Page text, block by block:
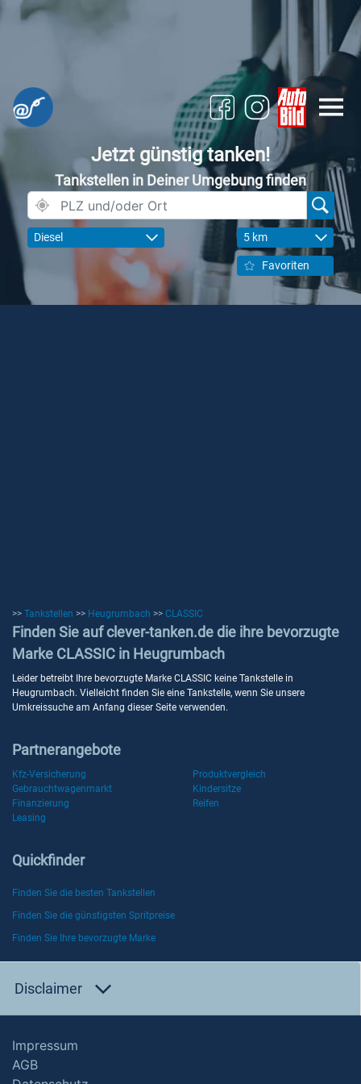
Jetzt günstig tanken!
Tankstellen in Deiner Umgebung finden
Diesel 5 km
Favoriten
>> Tankstellen >> Heugrumbach >> CLASSIC
Finden Sie auf clever-tanken.de die ihre bevorzugte
Marke CLASSIC in Heugrumbach
Leider betreibt Ihre bevorzugte Marke CLASSIC keine Tankstelle in
Heugrumbach. Vielleicht finden Sie eine Tankstelle, wenn Sie unsere
Umkreissuche am Anfang dieser Seite verwenden.
Partnerangebote
Kfz-Versicherung
Produktvergleich
Gebrauchtwagenmarkt
Kindersitze
Finanzierung
Reifen
Leasing
Quickfinder
Finden Sie die besten Tankstellen
Finden Sie die günstigsten Spritpreise
Finden Sie Ihre bevorzugte Marke
Disclaimer
Impressum
AGB